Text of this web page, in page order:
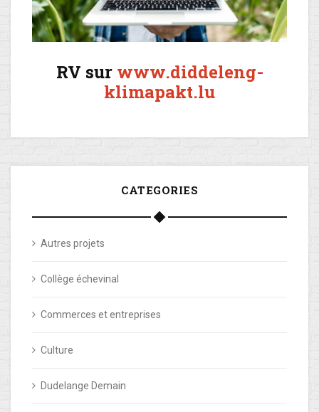
RV sur www.diddeleng-
klimapakt.lu
CATEGORIES
Autres projets
Collège échevinal
Commerces et entreprises
Culture
Dudelange Demain